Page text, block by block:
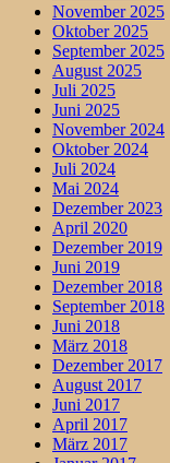
November 2025
Oktober 2025
September 2025
August 2025
Juli 2025
Juni 2025
November 2024
Oktober 2024
Juli 2024
Mai 2024
Dezember 2023
April 2020
Dezember 2019
Juni 2019
Dezember 2018
September 2018
Juni 2018
März 2018
Dezember 2017
August 2017
Juni 2017
April 2017
März 2017